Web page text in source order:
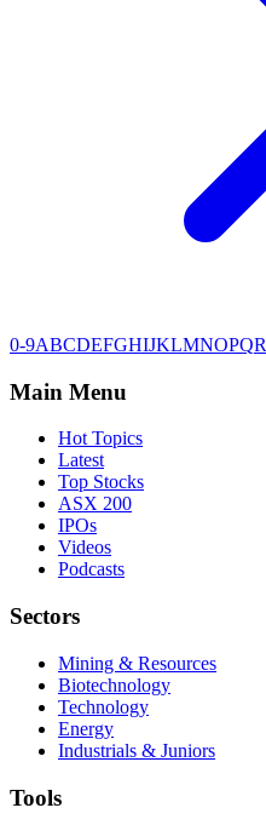
0-9ABCDEFGHIJKLMNOPQR
Main Menu
Hot Topics
Latest
Top Stocks
ASX 200
IPOs
Videos
Podcasts
Sectors
Mining & Resources
Biotechnology
Technology
Energy
Industrials & Juniors
Tools